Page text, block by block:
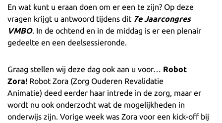
En wat kunt u eraan doen om er een te zijn? Op deze
vragen krijgt u antwoord tijdens dit 7e Jaarcongres
VMBO. In de ochtend en in de middag is er een plenair
gedeelte en een deelsessieronde.
Graag stellen wij deze dag ook aan u voor… Robot
Zora! Robot Zora (Zorg Ouderen Revalidatie
Animatie) deed eerder haar intrede in de zorg, maar er
wordt nu ook onderzocht wat de mogelijkheden in
onderwijs zijn. Vorige week was Zora voor een kick-off bij